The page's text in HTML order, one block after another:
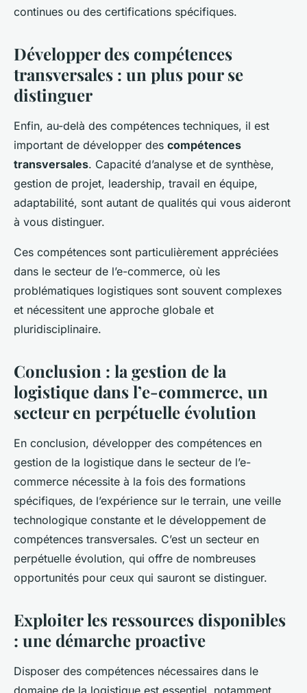
continues ou des certifications spécifiques.
Développer des compétences
transversales : un plus pour se
distinguer
Enfin, au-delà des compétences techniques, il est
important de développer des compétences
transversales. Capacité d’analyse et de synthèse,
gestion de projet, leadership, travail en équipe,
adaptabilité, sont autant de qualités qui vous aideront
à vous distinguer.
Ces compétences sont particulièrement appréciées
dans le secteur de l’e-commerce, où les
problématiques logistiques sont souvent complexes
et nécessitent une approche globale et
pluridisciplinaire.
Conclusion : la gestion de la
logistique dans l’e-commerce, un
secteur en perpétuelle évolution
En conclusion, développer des compétences en
gestion de la logistique dans le secteur de l’e-
commerce nécessite à la fois des formations
spécifiques, de l’expérience sur le terrain, une veille
technologique constante et le développement de
compétences transversales. C’est un secteur en
perpétuelle évolution, qui offre de nombreuses
opportunités pour ceux qui sauront se distinguer.
Exploiter les ressources disponibles
: une démarche proactive
Disposer des compétences nécessaires dans le
domaine de la logistique est essentiel, notamment